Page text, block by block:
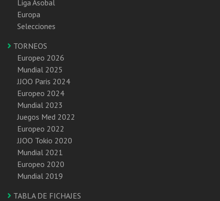
Liga Asobal
Europa
Selecciones
TORNEOS
Europeo 2026
Mundial 2025
JJOO Paris 2024
Europeo 2024
Mundial 2023
Juegos Med 2022
Europeo 2022
JJOO Tokio 2020
Mundial 2021
Europeo 2020
Mundial 2019
TABLA DE FICHAJES